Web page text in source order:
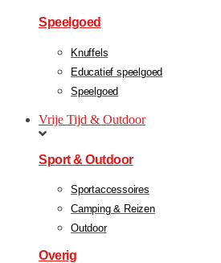
Speelgoed
Knuffels
Educatief speelgoed
Speelgoed
Vrije Tijd & Outdoor
Sport & Outdoor
Sportaccessoires
Camping & Reizen
Outdoor
Overig